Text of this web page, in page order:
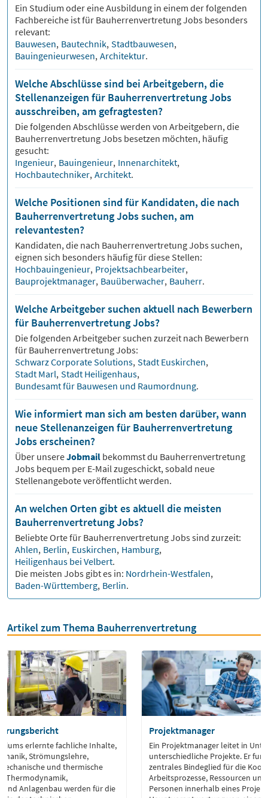
Ein Studium oder eine Ausbildung in einem der folgenden
Fachbereiche ist für BauherrenvertretungJobs besonders
relevant:
Bauwesen, Bautechnik, Stadtbauwesen,
Bauingenieurwesen, Architektur.
Welche Abschlüsse sind bei Arbeitgebern, die
Stellenanzeigen für Bauherrenvertretung Jobs
ausschreiben, am gefragtesten?
Die folgenden Abschlüsse werden von Arbeitgebern, die
BauherrenvertretungJobs besetzen möchten, häufig
gesucht:
Ingenieur, Bauingenieur, Innenarchitekt,
Hochbautechniker, Architekt.
Welche Positionen sind für Kandidaten, die nach
Bauherrenvertretung Jobs suchen, am
relevantesten?
Kandidaten, die nach BauherrenvertretungJobs suchen,
eignen sich besonders häufig für diese Stellen:
Hochbauingenieur, Projektsachbearbeiter,
Bauprojektmanager, Bauüberwacher, Bauherr.
Welche Arbeitgeber suchen aktuell nach Bewerbern
für Bauherrenvertretung Jobs?
Die folgenden Arbeitgeber suchen zurzeit nach Bewerbern
für BauherrenvertretungJobs:
Schwarz Corporate Solutions, Stadt Euskirchen,
Stadt Marl, Stadt Heiligenhaus,
Bundesamt für Bauwesen und Raumordnung.
Wie informiert man sich am besten darüber, wann
neue Stellenanzeigen für Bauherrenvertretung
Jobs erscheinen?
Über unsereJobmail bekommst du Bauherrenvertretung
Jobs bequem per E-Mail zugeschickt, sobald neue
Stellenangebote veröffentlicht werden.
An welchen Orten gibt es aktuell die meisten
Bauherrenvertretung Jobs?
Beliebte Orte für BauherrenvertretungJobs sind zurzeit:
Ahlen, Berlin, Euskirchen, Hamburg,
Heiligenhaus bei Velbert.
Die meisten Jobs gibt es in: Nordrhein-Westfalen,
Baden-Württemberg, Berlin.
Artikel zum Thema Bauherrenvertretung
erlernte fachliche Inhalte,
Strömungslehre,
und thermische
Thermodynamik,
und Anlagenbau werden für die
Projektmanager
Ein Projektmanager leitet in
unterschiedliche Projekte. Er
zentrales Bindeglied für die
Arbeitsprozesse, Ressourcen
Personen innerhalb eines